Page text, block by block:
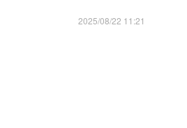
2025/08/22 11:21